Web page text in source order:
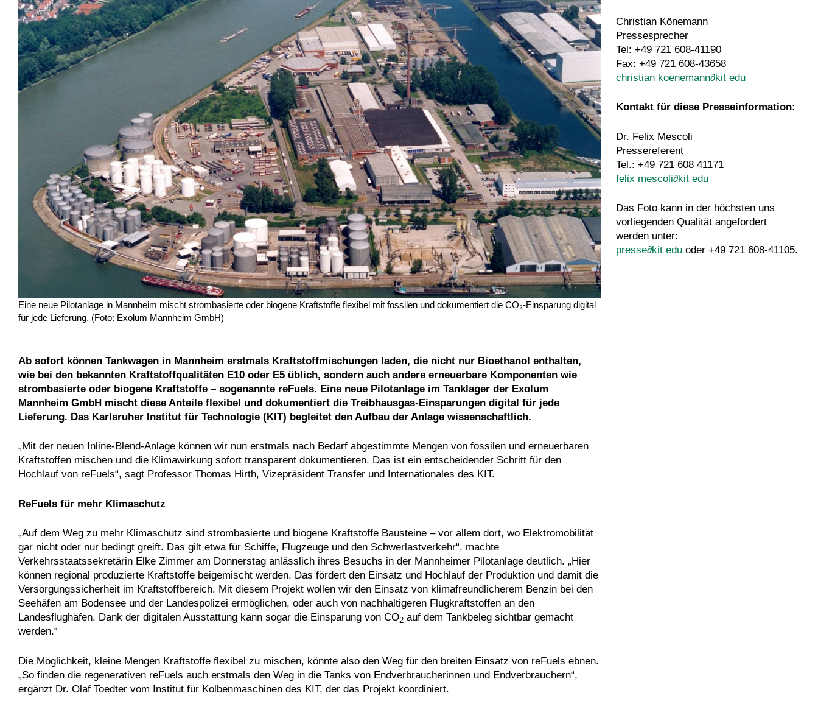
Eine neue Pilotanlage in Mannheim mischt strombasierte oder biogene Kraftstoffe flexibel mit fossilen und dokumentiert die CO₂-Einsparung digital
für jede Lieferung. (Foto: Exolum Mannheim GmbH)
Ab sofort können Tankwagen in Mannheim erstmals Kraftstoffmischungen laden, die nicht nur Bioethanol enthalten,
wie bei den bekannten Kraftstoffqualitäten E10 oder E5 üblich, sondern auch andere erneuerbare Komponenten wie
strombasierte oder biogene Kraftstoffe – sogenannte reFuels. Eine neue Pilotanlage im Tanklager der Exolum
Mannheim GmbH mischt diese Anteile flexibel und dokumentiert die Treibhausgas-Einsparungen digital für jede
Lieferung. Das Karlsruher Institut für Technologie (KIT) begleitet den Aufbau der Anlage wissenschaftlich.
„Mit der neuen Inline-Blend-Anlage können wir nun erstmals nach Bedarf abgestimmte Mengen von fossilen und erneuerbaren
Kraftstoffen mischen und die Klimawirkung sofort transparent dokumentieren. Das ist ein entscheidender Schritt für den
Hochlauf von reFuels“, sagt Professor Thomas Hirth, Vizepräsident Transfer und Internationales des KIT.
ReFuels für mehr Klimaschutz
„Auf dem Weg zu mehr Klimaschutz sind strombasierte und biogene Kraftstoffe Bausteine – vor allem dort, wo Elektromobilität
gar nicht oder nur bedingt greift. Das gilt etwa für Schiffe, Flugzeuge und den Schwerlastverkehr“, machte
Verkehrsstaatssekretärin Elke Zimmer am Donnerstag anlässlich ihres Besuchs in der Mannheimer Pilotanlage deutlich. „Hier
können regional produzierte Kraftstoffe beigemischt werden. Das fördert den Einsatz und Hochlauf der Produktion und damit die
Versorgungssicherheit im Kraftstoffbereich. Mit diesem Projekt wollen wir den Einsatz von klimafreundlicherem Benzin bei den
Seehäfen am Bodensee und der Landespolizei ermöglichen, oder auch von nachhaltigeren Flugkraftstoffen an den
Landesflughäfen. Dank der digitalen Ausstattung kann sogar die Einsparung von CO2auf dem Tankbeleg sichtbar gemacht
werden.“
Die Möglichkeit, kleine Mengen Kraftstoffe flexibel zu mischen, könnte also den Weg für den breiten Einsatz von reFuels ebnen.
„So finden die regenerativen reFuels auch erstmals den Weg in die Tanks von Endverbraucherinnen und Endverbrauchern“,
ergänzt Dr. Olaf Toedter vom Institut für Kolbenmaschinen des KIT, der das Projekt koordiniert.
Christian Könemann
Pressesprecher
Tel: +49 721 608-41190
Fax: +49 721 608-43658
christian koenemann∂kit edu
Kontakt für diese Presseinformation:
Dr. Felix Mescoli
Pressereferent
Tel.: +49 721 608 41171
felix mescoli∂kit edu
Das Foto kann in der höchsten uns
vorliegenden Qualität angefordert
werden unter:
presse∂kit edu oder +49 721 608-41105.